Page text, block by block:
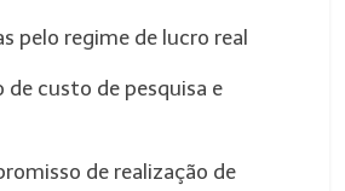
pelo regime de lucro real
de custo de pesquisa e
de realização de